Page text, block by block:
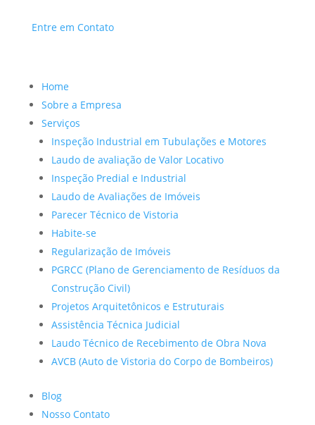
Entre em Contato
Home
Sobre a Empresa
Serviços
Inspeção Industrial em Tubulações e Motores
Laudo de avaliação de Valor Locativo
Inspeção Predial e Industrial
Laudo de Avaliações de Imóveis
Parecer Técnico de Vistoria
Habite-se
Regularização de Imóveis
PGRCC (Plano de Gerenciamento de Resíduos da
Construção Civil)
Projetos Arquitetônicos e Estruturais
Assistência Técnica Judicial
Laudo Técnico de Recebimento de Obra Nova
AVCB (Auto de Vistoria do Corpo de Bombeiros)
Blog
Nosso Contato